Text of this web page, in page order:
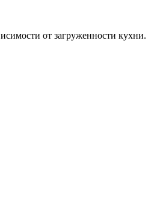
от загруженности кухни.